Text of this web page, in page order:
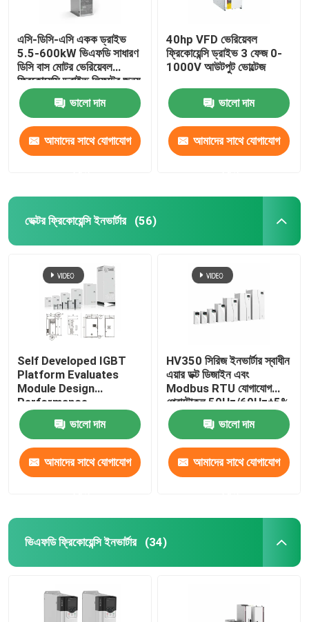
এসি-ডিসি-এসি একক ড্রাইভ
5.5-600kW ভিএফডি সাধারণ
ডিসি বাস মোটর ভেরিয়েবল
ফ্রিকোয়েন্সি ড্রাইভ লিফটের জন্য
ভালো দাম
আমাদের সাথে যোগাযোগ
40hp VFD ভেরিয়েবল
ফ্রিকোয়েন্সি ড্রাইভ 3 ফেজ 0-
1000V আউটপুট ভোল্টেজ
ভালো দাম
আমাদের সাথে যোগাযোগ
ভেক্টর ফ্রিকোয়েন্সি ইনভার্টার (56)
Self Developed IGBT
Platform Evaluates
Module Design
Performance
ভালো দাম
আমাদের সাথে যোগাযোগ
HV350 সিরিজ ইনভার্টার স্বাধীন
এয়ার ডক্ট ডিজাইন এবং
Modbus RTU যোগাযোগ
প্রোটোকল 50Hz/60Hz±5%
ইনপুট ফ্রিকোয়েন্সি সহ
ভালো দাম
আমাদের সাথে যোগাযোগ
ভিএফডি ফ্রিকোয়েন্সি ইনভার্টার (34)